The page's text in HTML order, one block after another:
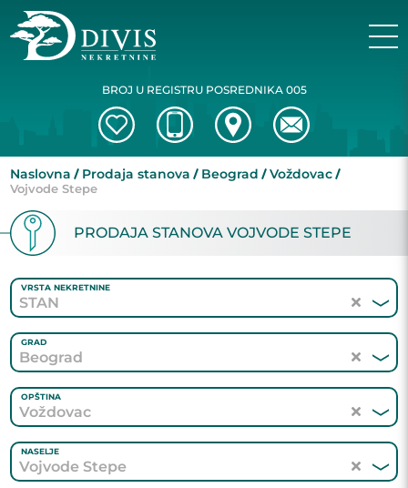
BROJ U REGISTRU POSREDNIKA 005
Naslovna Prodaja stanova Beograd Voždovac
Vojvode Stepe
PRODAJA STANOVA VOJVODE STEPE
VRSTA NEKRETNINE
STAN
GRAD
Beograd
OPŠTINA
Voždovac
NASELJE
Vojvode Stepe